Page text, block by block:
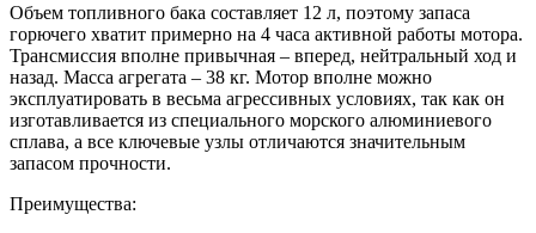
Объем топливного бака составляет 12 л, поэтому запаса
горючего хватит примерно на 4 часа активной работы мотора.
Трансмиссия вполне привычная – вперед, нейтральный ход и
назад. Масса агрегата – 38 кг. Мотор вполне можно
эксплуатировать в весьма агрессивных условиях, так как он
изготавливается из специального морского алюминиевого
сплава, а все ключевые узлы отличаются значительным
запасом прочности.
Преимущества: